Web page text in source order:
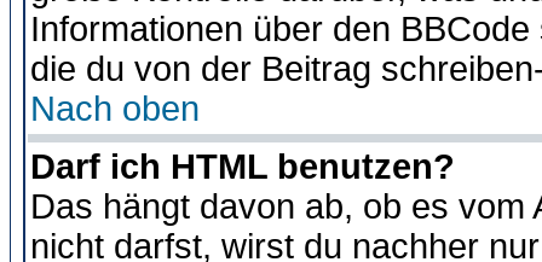
Informationen über den
die du von der Beitrag
Nach oben
Darf ich HTML benutzen?
Das hängt davon ab, ob es
nicht darfst, wirst du nachher